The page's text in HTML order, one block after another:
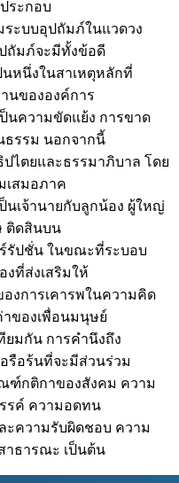
ระกอบ
ระบบอุปถัมภ์ในแวดวง
ถัมภ์จะมีทั้งข้อดี
หนึ่งในสาเหตุหลักที่
นขององค์การ
นความขัดแย้ง การขาด
ธรรม นอกจากนี้
ไตยและธรรมาภิบาล โดย
เสมอภาค
เจ้านายกับลูกน้อง ผู้ใหญ่
ติดสินบน
รัปชั่น ในขณะที่ระบอบ
งที่ส่งเสริมให้
งการเคารพในความคิด
ของเพื่อนมนุษย์
ยมกัน การคำนึงถึง
รือร้นที่จะมีส่วนร่วม
ฑ์กติกาของสังคม ความ
รค์ ความอดทน
ะความรับผิดชอบ ความ
าธารณะ เป็นต้น